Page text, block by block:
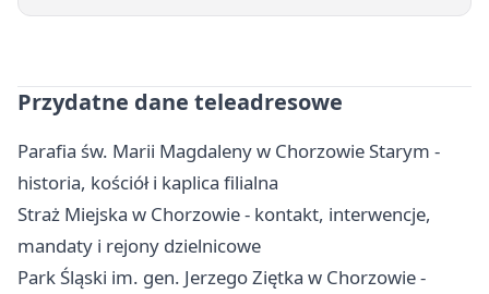
Przydatne dane teleadresowe
Parafia św. Marii Magdaleny w Chorzowie Starym -
historia, kościół i kaplica filialna
Straż Miejska w Chorzowie - kontakt, interwencje,
mandaty i rejony dzielnicowe
Park Śląski im. gen. Jerzego Ziętka w Chorzowie -